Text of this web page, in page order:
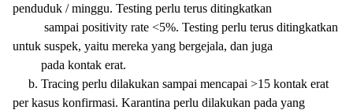
penduduk / minggu. Testing perlu terus ditingkatkan
sampai positivity rate <5%. Testing perlu terus ditingkatkan
untuk suspek, yaitu mereka yang bergejala, dan juga
pada kontak erat.
b. Tracing perlu dilakukan sampai mencapai >15 kontak erat
per kasus konfirmasi. Karantina perlu dilakukan pada yang